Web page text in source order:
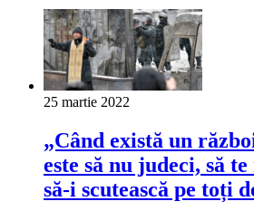
25 martie 2022
„Când există un
este să nu judeci, să
să-i scutească pe toți